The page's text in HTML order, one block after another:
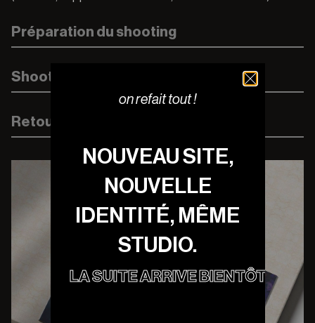
Préparation du shooting
Shooting
Retouches & livraison
on refait tout !
NOUVEAU SITE,
NOUVELLE
IDENTITÉ, MÊME
STUDIO.
LA SUITE ARRIVE BIENTÔT.